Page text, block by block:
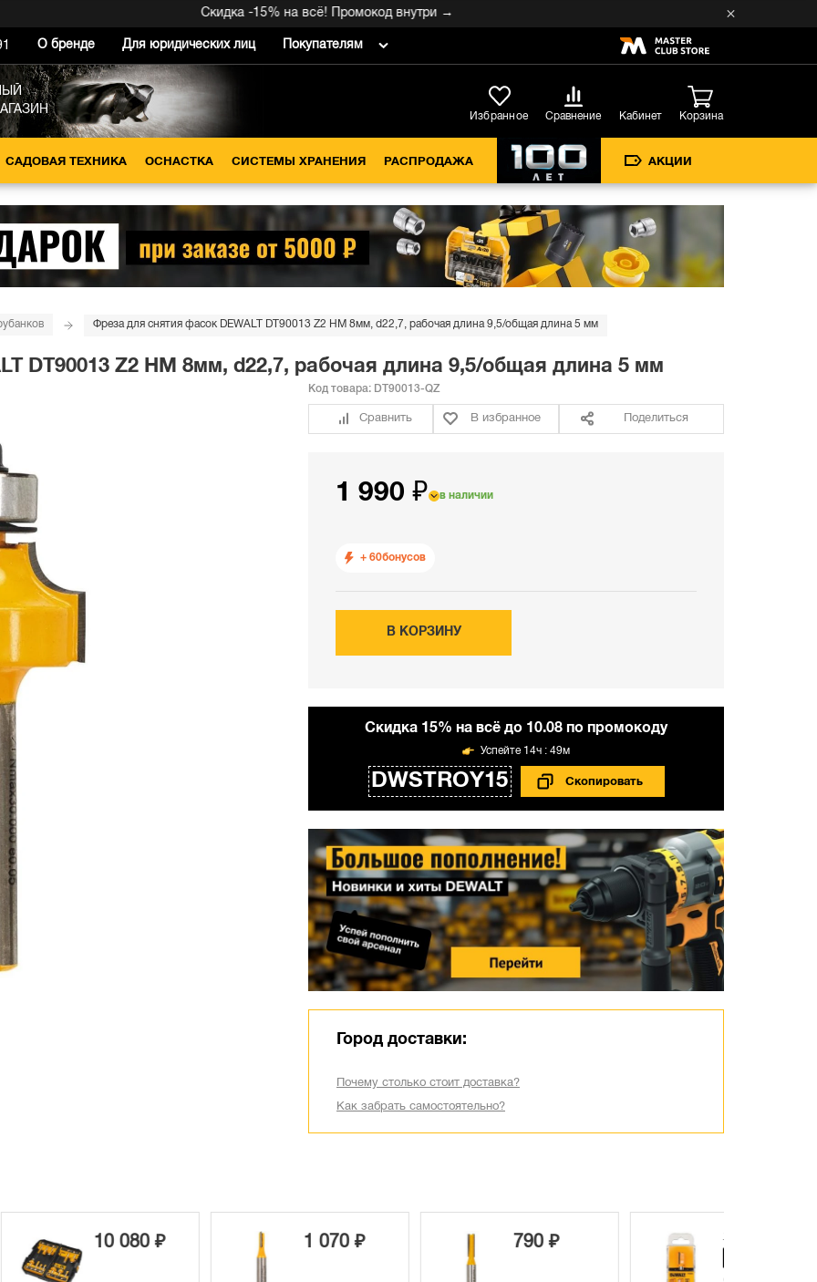
Скидка -15% на всё! Промокод внутри →
О бренде Для юридических лиц Покупателям
Избранное Сравнение Кабинет Корзина
САДОВАЯ ТЕХНИКА ОСНАСТКА СИСТЕМЫ ХРАНЕНИЯ РАСПРОДАЖА АКЦИИ
Фреза для снятия фасок DEWALT DT90013 Z2 HM 8мм, d22,7, рабочая длина 9,5/общая длина 5 мм
DT90013 Z2 HM 8мм, d22,7, рабочая длина 9,5/общая длина 5 мм
Код товара: DT90013-QZ
Сравнить В избранное Поделиться
1 990 ₽ в наличии
+ 60бонусов
В КОРЗИНУ
Cкидка 15% на всё до 10.08 по промокоду
DWSTROY15
14ч : 49м
Город доставки:
Почему столько стоит доставка?
Как забрать самостоятельно?
080 ₽ 1 590 ₽